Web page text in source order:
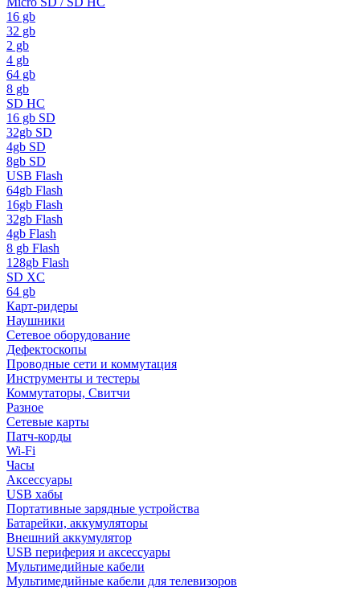
16 gb
32 gb
2 gb
4 gb
64 gb
8 gb
SD HC
16 gb SD
32gb SD
4gb SD
8gb SD
USB Flash
64gb Flash
16gb Flash
32gb Flash
4gb Flash
8 gb Flash
128gb Flash
SD XC
64 gb
Карт-ридеры
Наушники
Сетевое оборудование
Дефектоскопы
Проводные сети и коммутация
Инструменты и тестеры
Коммутаторы, Свитчи
Разное
Сетевые карты
Патч-корды
Wi-Fi
Часы
Аксессуары
USB хабы
Портативные зарядные устройства
Батарейки, аккумуляторы
Внешний аккумулятор
USB периферия и аксессуары
Мультимедийные кабели
Мультимедийные кабели для телевизоров